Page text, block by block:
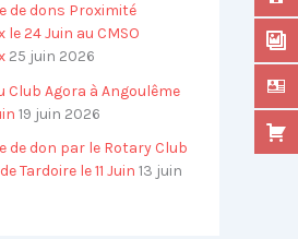
de dons Proximité
le 24 Juin au CMSO
25 juin 2026
Club Agora à Angoulême
19 juin 2026
de don par le Rotary Club
Tardoire le 11 Juin 13 juin